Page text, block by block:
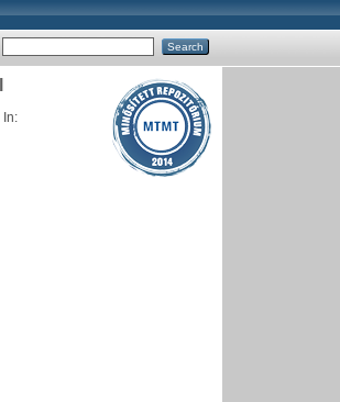
In: